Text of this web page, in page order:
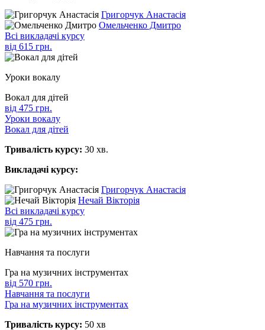
Григорчук Анастасія
Омельченко Дмитро
Всі викладачі курсу
вiд 615 грн.
Уроки вокалу
Вокал для дітей
вiд 475 грн.
Уроки вокалу
Вокал для дітей
Тривалість курсу: 30 хв.
Викладачі курсу:
Григорчук Анастасія
Нечай Вікторія
Всі викладачі курсу
вiд 475 грн.
Навчання та послуги
Гра на музичних інструментах
вiд 570 грн.
Навчання та послуги
Гра на музичних інструментах
Тривалість курсу: 50 хв